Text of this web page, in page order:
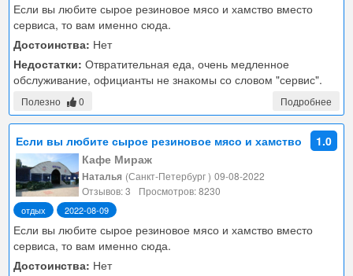
Если вы любите сырое резиновое мясо и хамство вместо
сервиса, то вам именно сюда.
Достоинства: Нет
Недостатки: Отвратительная еда, очень медленное
обслуживание, официанты не знакомы со словом "сервис".
Полезно 0 Подробнее
Если вы любите сырое резиновое мясо и хамство
вместо сервиса, то вам именно сюда.
1.0
Кафе Мираж
Наталья (Санкт-Петербург ) 09-08-2022
Отзывов: 3
Просмотров: 8230
отдых 2022-08-09
Если вы любите сырое резиновое мясо и хамство вместо
сервиса, то вам именно сюда.
Достоинства: Нет